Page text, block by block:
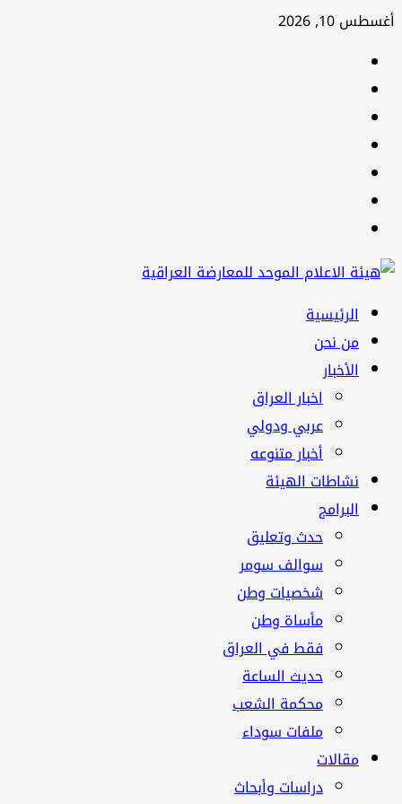
تخطي
أغسطس 10, 2026
القائمة
الرئيسية
الرئيسية
من نحن
الأخبار
اخبار العراق
عربي ودولي
أخبار متنوعه
نشاطات الهيئة
البرامج
حدث وتعليق
سوالف سومر
شخصيات وطن
مأساة وطن
فقط في العراق
حديث الساعة
محكمة الشعب
ملفات سوداء
مقالات
دراسات وأبحاث